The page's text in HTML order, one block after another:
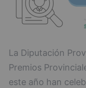
La Diputación
Premios
este año han